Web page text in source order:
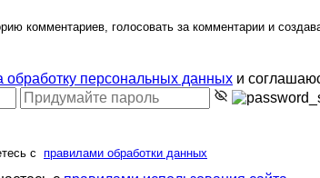
комментариев, голосовать за комментарии и
обработку персональных данных и
с правилами обработки данных